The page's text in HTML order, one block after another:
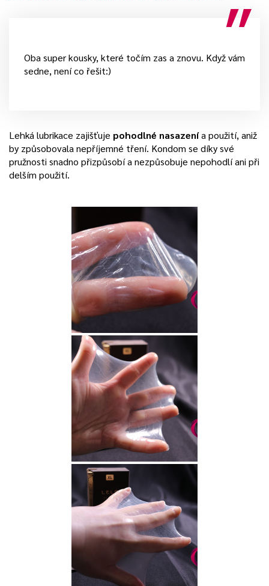
Oba super kousky, které točím zas a znovu. Když vám
sedne, není co řešit:)
Lehká lubrikace zajišťuje pohodlné nasazenía použití, aniž
by způsobovala nepříjemné tření. Kondom se díky své
pružnosti snadno přizpůsobí a nezpůsobuje nepohodlí ani při
delším použití.